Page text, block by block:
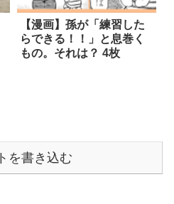
【漫画】孫が「練習した
らできる！！」と息巻く
もの。それは？ 4枚
を書き込む